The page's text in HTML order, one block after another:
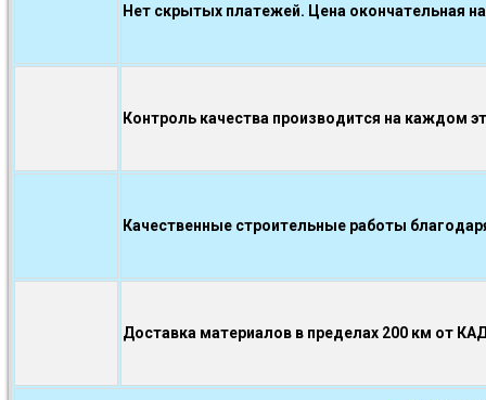
Нет скрытых платежей. Цена окончательная
Контроль качества производится на каждом
Качественные строительные работы
Доставка материалов в пределах 200 км от